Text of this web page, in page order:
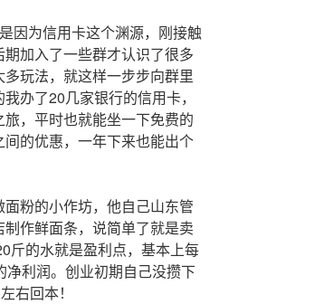
因为信用卡这个渊源，刚接触
加入了一些群才认识了很多
玩法，就这样一步步向群里
办了20几家银行的信用卡，
，平时也就能坐一下免费的
的优惠，一年下来也能出个
粉的小作坊，他自己山东管
作鲜面条，说简单了就是卖
斤的水就是盈利点，基本上每
利润。创业初期自己没攒下
右回本！